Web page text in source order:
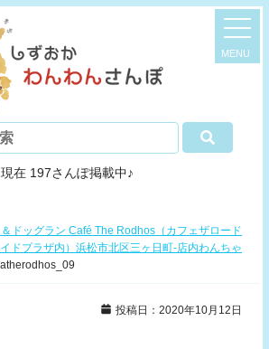
現在 197さんぽ掲載中♪
＆ドッグラン Café The Rodhos（カフェザロード
ドプラザ内）浜松市北区三ヶ日町-店内わんちゃ
投稿日：2020年10月12日